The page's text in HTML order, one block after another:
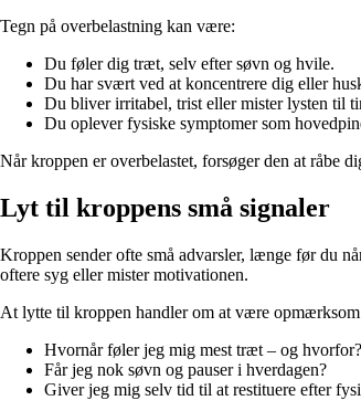
Tegn på overbelastning kan være:
Du føler dig træt, selv efter søvn og hvile.
Du har svært ved at koncentrere dig eller
Du bliver irritabel, trist eller mister lysten til
Du oplever fysiske symptomer som
Når kroppen er overbelastet, forsøger den at råbe
Lyt til kroppens små signaler
Kroppen sender ofte små advarsler, længe før du
oftere syg eller mister motivationen.
At lytte til kroppen handler om at være
Hvornår føler jeg mig mest træt – og hvorfor?
Får jeg nok søvn og pauser i hverdagen?
Giver jeg mig selv tid til at restituere efter